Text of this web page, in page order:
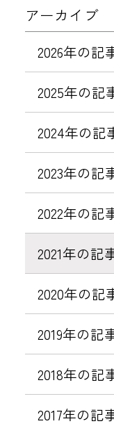
開
始
「
相
鉄
フ
レ
ッ
サ
イ
ン
京
都
清
水
五
条
」
を
開
業
アーカイブ
2026年の記
2025年の記
2024年の記
2023年の記
2022年の記
2021年の記
2020年の記
2019年の記
2018年の記
2017年の記